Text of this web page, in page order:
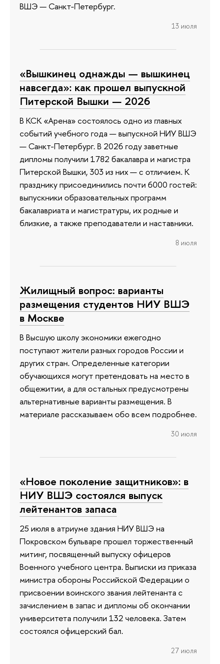
ВШЭ — Санкт-Петербург.
13 июля
«Вышкинец однажды — вышкинец
навсегда»: как прошел выпускной
Питерской Вышки — 2026
В КСК «Арена» состоялось одно из главных
событий учебного года — выпускной НИУ ВШЭ
— Санкт-Петербург. В 2026 году заветные
дипломы получили 1782 бакалавра и магистра
Питерской Вышки, 303 из них — с отличием. К
празднику присоединились почти 6000 гостей:
выпускники образовательных программ
бакалавриата и магистратуры, их родные и
близкие, а также преподаватели и наставники.
8 июля
Жилищный вопрос: варианты
размещения студентов НИУ ВШЭ
в Москве
В Высшую школу экономики ежегодно
поступают жители разных городов России и
других стран. Определенные категории
обучающихся могут претендовать на место в
общежитии, а для остальных предусмотрены
альтернативные варианты размещения. В
материале рассказываем обо всем подробнее.
30 июля
«Новое поколение защитников»: в
НИУ ВШЭ состоялся выпуск
лейтенантов запаса
25 июля в атриуме здания НИУ ВШЭ на
Покровском бульваре прошел торжественный
митинг, посвященный выпуску офицеров
Военного учебного центра. Выписки из приказа
министра обороны Российской Федерации о
присвоении воинского звания лейтенанта с
зачислением в запас и дипломы об окончании
университета получили 132 человека. Затем
состоялся офицерский бал.
27 июля